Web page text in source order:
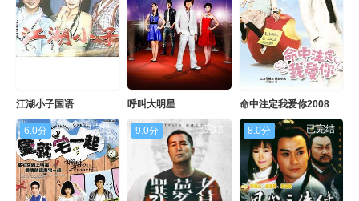
江湖小子国语 呼叫大明星 命中注定我爱你2008
6.0分 已完结 9.0分 已完结 8.0分 已完结